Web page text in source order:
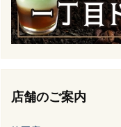
店舗のご案内